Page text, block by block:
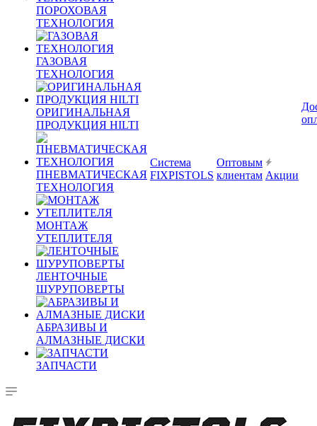
ПОРОХОВАЯ
ТЕХНОЛОГИЯ
ГАЗОВАЯ
ТЕХНОЛОГИЯ
ОРИГИНАЛЬНАЯ
ПРОДУКЦИЯ HILTI
ПНЕВМАТИЧЕСКАЯ
ТЕХНОЛОГИЯ
МОНТАЖ
УТЕПЛИТЕЛЯ
ЛЕНТОЧНЫЕ
ШУРУПОВЕРТЫ
АБРАЗИВЫ И
АЛМАЗНЫЕ ДИСКИ
ЗАПЧАСТИ
Система
FIXPISTOLS
Оптовым
клиентам Акции